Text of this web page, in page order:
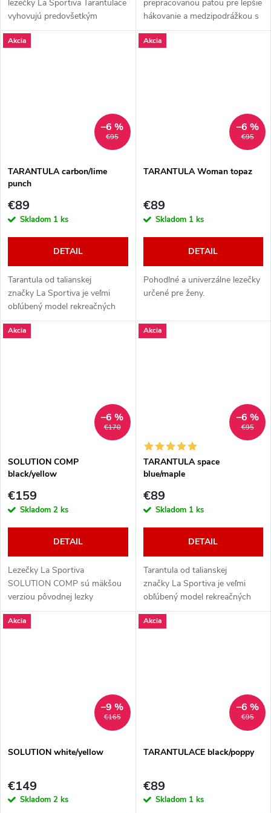
lezečky La Sportiva Tarantulace
vyhovujú predovšetkým
začiatočníkom. Sú vhodné na
stenu aj na najrôznejšie skaly.
prepracovanou pätou pre lepšie
hákovanie a medzipodrážkou s
patentovaným systémom P3™
na zvýšenie jej výkonu a
Akcia
€95
–6 %
TARANTULA carbon/lime
punch
€89
Skladom 1 ks
DETAIL
Tarantula od talianskej
značky La Sportiva je veľmi
obľúbený model rekreačných
lezečiek.
Akcia
€95
–6 %
TARANTULA Woman topaz
€89
Skladom 1 ks
DETAIL
Pohodlné a univerzálne lezečky
určené pre ženy.
Akcia
€170
–6 %
SOLUTION COMP
black/yellow
€159
Skladom 2 ks
DETAIL
Lezečky La Sportiva
SOLUTION COMP sú mäkšou
verziou pôvodnej lezky
Solution, ktoré sú navrhnuté
pre maximálnu citlivosť a sú
Akcia
€95
–6 %
TARANTULA space
blue/maple
€89
Skladom 1 ks
DETAIL
Tarantula od talianskej
značky La Sportiva je veľmi
obľúbený model rekreačných
lezečiek.
Akcia
€165
–9 %
SOLUTION white/yellow
€149
Skladom 2 ks
Akcia
€95
–6 %
TARANTULACE black/poppy
€89
Skladom 1 ks